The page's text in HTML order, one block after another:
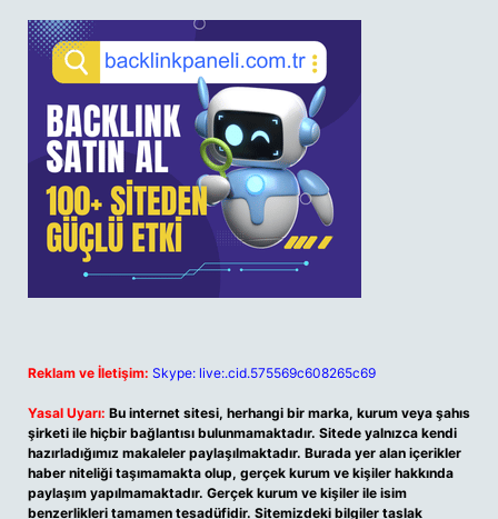
Reklam ve İletişim: Skype: live:.cid.575569c608265c69
Yasal Uyarı: Bu internet sitesi, herhangi bir marka, kurum veya şahıs
şirketi ile hiçbir bağlantısı bulunmamaktadır. Sitede yalnızca kendi
hazırladığımız makaleler paylaşılmaktadır. Burada yer alan içerikler
haber niteliği taşımamakta olup, gerçek kurum ve kişiler hakkında
paylaşım yapılmamaktadır. Gerçek kurum ve kişiler ile isim
benzerlikleri tamamen tesadüfidir. Sitemizdeki bilgiler taslak